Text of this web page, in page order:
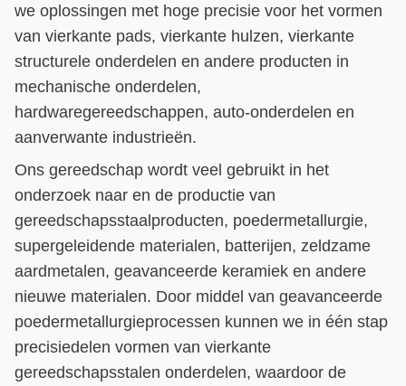
we oplossingen met hoge precisie voor het vormen
van vierkante pads, vierkante hulzen, vierkante
structurele onderdelen en andere producten in
mechanische onderdelen,
hardwaregereedschappen, auto-onderdelen en
aanverwante industrieën.
Ons gereedschap wordt veel gebruikt in het
onderzoek naar en de productie van
gereedschapsstaalproducten, poedermetallurgie,
supergeleidende materialen, batterijen, zeldzame
aardmetalen, geavanceerde keramiek en andere
nieuwe materialen. Door middel van geavanceerde
poedermetallurgieprocessen kunnen we in één stap
precisiedelen vormen van vierkante
gereedschapsstalen onderdelen, waardoor de